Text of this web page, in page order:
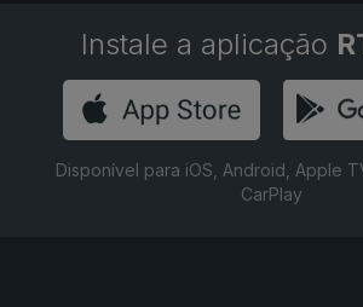
Instale a aplicação
Disponível para iOS, Android, Apple
CarPlay